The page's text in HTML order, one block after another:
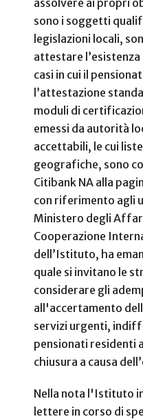
assolvere ai propri
sono i soggetti
legislazioni locali,
attestare
casi in cui il
l’attestazione
moduli di
emessi da autorità
accettabili, le cui
geografiche, sono
Citibank NA alla
con riferimento agli
Ministero degli
Cooperazione
dell’Istituto, ha
quale si invitano le
considerare gli
all'accertamento
servizi urgenti,
pensionati residenti
chiusura a causa
Nella nota l'Istituto
lettere in corso di